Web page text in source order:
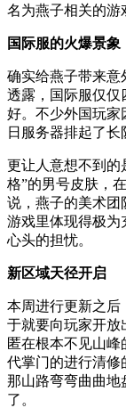
名为燕子相关的游
国际服的火爆景象
确实给燕子带来意
透露，国际服仅仅
好。不少外国玩家
日服务器排起了长
更让人意想不到的
格”的男号皮肤，
说，燕子的美术团
游戏里体现得极为
心头的担忧。
新区域天径开启
本周进行更新之后
于就要向玩家开放
匿在根本不见山
代掌门的进行清修
那山路弯弯曲曲地
了。